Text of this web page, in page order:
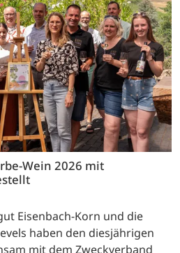
Wein 2026 mit
Eisenbach-Korn und die
haben den diesjährigen
mit dem Zweckverband